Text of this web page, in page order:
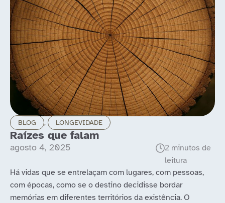
BLOG , LONGEVIDADE
Raízes que falam
agosto 4, 2025
Há vidas que se entrelaçam com lugares, com pessoas,
com épocas, como se o destino decidisse bordar
memórias em diferentes territórios da existência. O